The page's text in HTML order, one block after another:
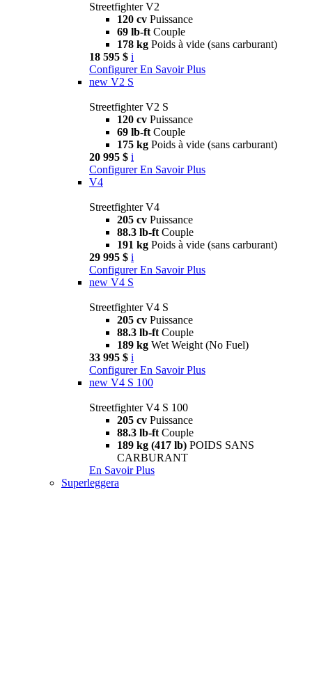
Streetfighter V2
120 cv Puissance
69 lb-ft Couple
178 kg Poids à vide (sans carburant)
18 595 $ i
Configurer En Savoir Plus
new V2 S
Streetfighter V2 S
120 cv Puissance
69 lb-ft Couple
175 kg Poids à vide (sans carburant)
20 995 $ i
Configurer En Savoir Plus
V4
Streetfighter V4
205 cv Puissance
88.3 lb-ft Couple
191 kg Poids à vide (sans carburant)
29 995 $ i
Configurer En Savoir Plus
new V4 S
Streetfighter V4 S
205 cv Puissance
88.3 lb-ft Couple
189 kg Wet Weight (No Fuel)
33 995 $ i
Configurer En Savoir Plus
new V4 S 100
Streetfighter V4 S 100
205 cv Puissance
88.3 lb-ft Couple
189 kg (417 lb) POIDS SANS
CARBURANT
En Savoir Plus
Superleggera